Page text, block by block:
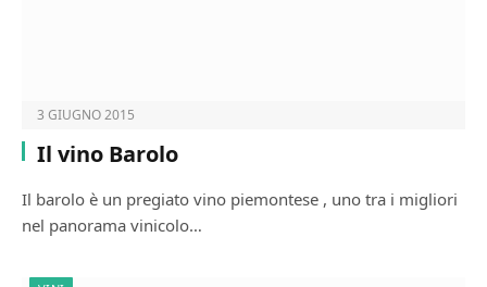
3 GIUGNO 2015
Il vino Barolo
Il barolo è un pregiato vino piemontese , uno tra i migliori
nel panorama vinicolo…